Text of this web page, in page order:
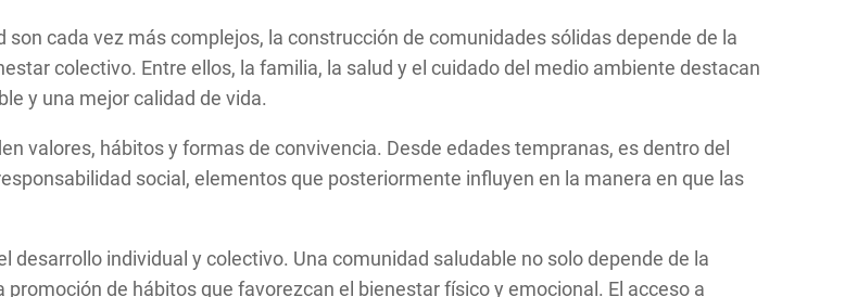
cada vez más complejos, la construcción de comunidades sólidas depende de la
colectivo. Entre ellos, la familia, la salud y el cuidado del medio ambiente destacan
y una mejor calidad de vida.
valores, hábitos y formas de convivencia. Desde edades tempranas, es dentro del
social, elementos que posteriormente influyen en la manera en que las
individual y colectivo. Una comunidad saludable no solo depende de la
de hábitos que favorezcan el bienestar físico y emocional. El acceso a